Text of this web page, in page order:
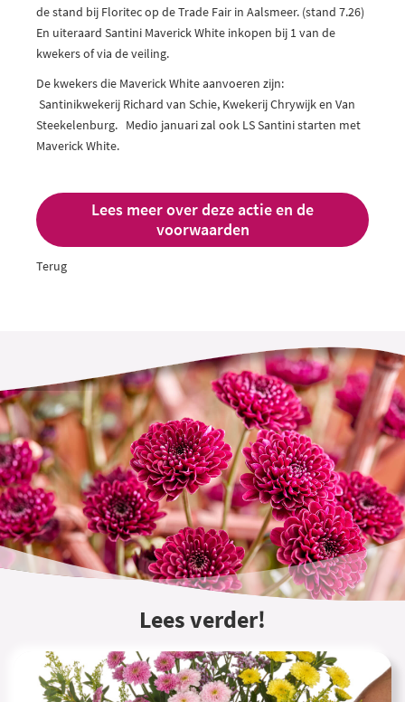
de stand bij Floritec op de Trade Fair in Aalsmeer. (stand 7.26)
En uiteraard Santini Maverick White inkopen bij 1 van de
kwekers of via de veiling.
De kwekers die Maverick White aanvoeren zijn:
Santinikwekerij Richard van Schie, Kwekerij Chrywijk en Van
Steekelenburg. Medio januari zal ook LS Santini starten met
Maverick White.
Lees meer over deze actie en de
voorwaarden
Terug
Lees verder!